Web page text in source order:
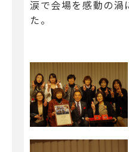
涙で会場を感動の渦
た。